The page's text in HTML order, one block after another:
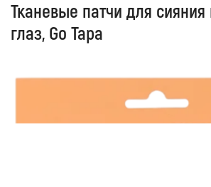
Тканевые патчи для сияния
глаз, Go Tapa